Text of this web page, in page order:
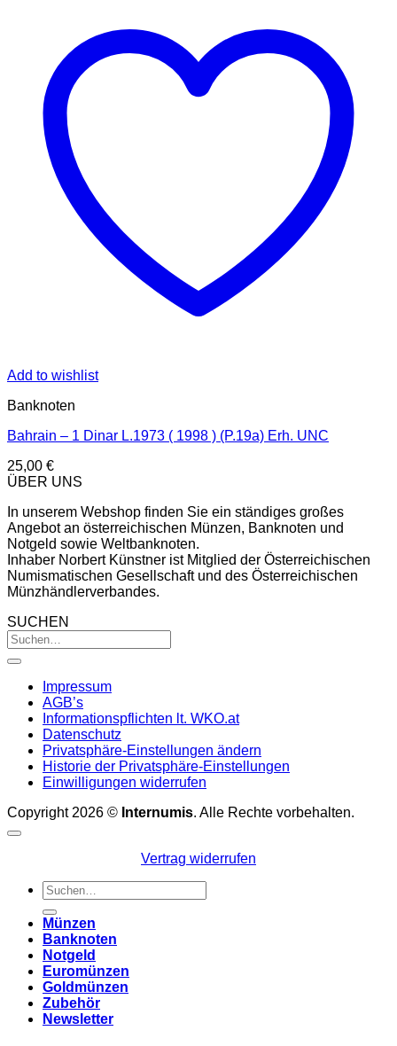
Add to wishlist
Banknoten
Bahrain – 1 Dinar L.1973 ( 1998 ) (P.19a) Erh. UNC
25,00 €
ÜBER UNS
In unserem Webshop finden Sie ein ständiges großes
Angebot an österreichischen Münzen, Banknoten und
Notgeld sowie Weltbanknoten.
Inhaber Norbert Künstner ist Mitglied der Österreichischen
Numismatischen Gesellschaft und des Österreichischen
Münzhändlerverbandes.
SUCHEN
Impressum
AGB’s
Informationspflichten lt. WKO.at
Datenschutz
Privatsphäre-Einstellungen ändern
Historie der Privatsphäre-Einstellungen
Einwilligungen widerrufen
Copyright 2026 © Internumis. Alle Rechte vorbehalten.
Vertrag widerrufen
Suchen
nach:
Münzen
Banknoten
Notgeld
Euromünzen
Goldmünzen
Zubehör
Newsletter